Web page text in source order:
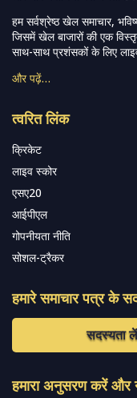
हम सर्वश्रेष्ठ खेल समाचार,
जिसमें खेल बाजारों की एक
साथ-साथ प्रशंसकों के लिए
और पढ़ें…
त्वरित लिंक
क्रिकेट
लाइव स्कोर
एसए20
आईपीएल
गोपनीयता नीति
सोशल-ट्रैकर
हमारे समाचार पत्र के
सदस्यता
हमारा अनुसरण करें और